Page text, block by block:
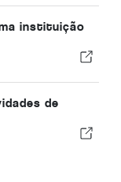
instituição
de